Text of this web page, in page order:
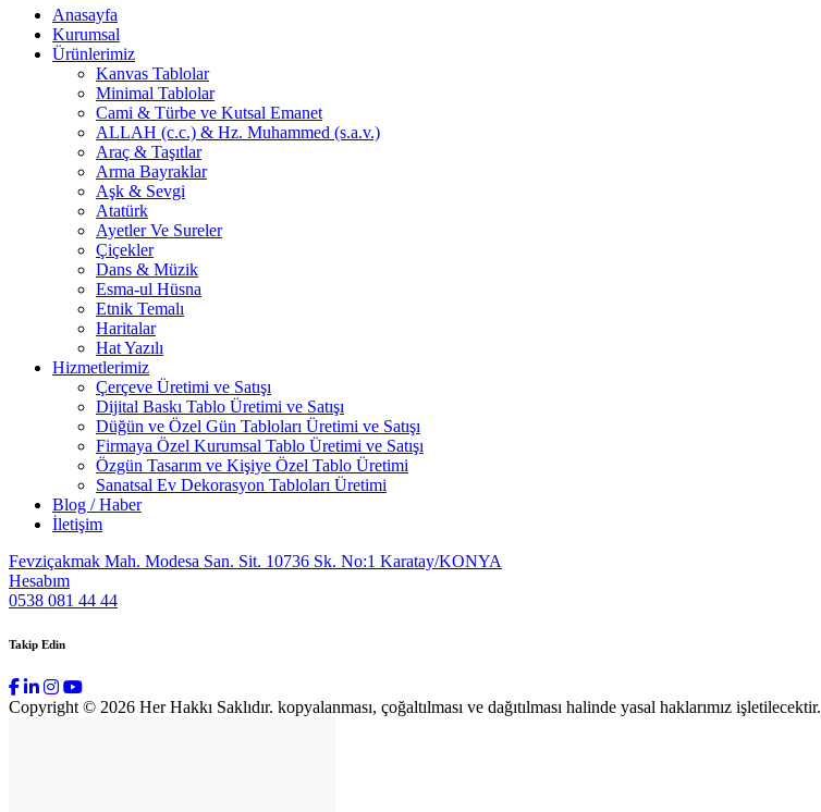
Anasayfa
Kurumsal
Ürünlerimiz
Kanvas Tablolar
Minimal Tablolar
Cami & Türbe ve Kutsal Emanet
ALLAH (c.c.) & Hz. Muhammed (s.a.v.)
Araç & Taşıtlar
Arma Bayraklar
Aşk & Sevgi
Atatürk
Ayetler Ve Sureler
Çiçekler
Dans & Müzik
Esma-ul Hüsna
Etnik Temalı
Haritalar
Hat Yazılı
Hizmetlerimiz
Çerçeve Üretimi ve Satışı
Dijital Baskı Tablo Üretimi ve Satışı
Düğün ve Özel Gün Tabloları Üretimi ve Satışı
Firmaya Özel Kurumsal Tablo Üretimi ve Satışı
Özgün Tasarım ve Kişiye Özel Tablo Üretimi
Sanatsal Ev Dekorasyon Tabloları Üretimi
Blog / Haber
İletişim
Fevziçakmak Mah. Modesa San. Sit. 10736 Sk. No:1 Karatay/KONYA
Hesabım
0538 081 44 44
Takip Edin
Copyright © 2026 Her Hakkı Saklıdır. kopyalanması, çoğaltılması ve dağıtılması halinde yasal haklarımız işletilecektir.